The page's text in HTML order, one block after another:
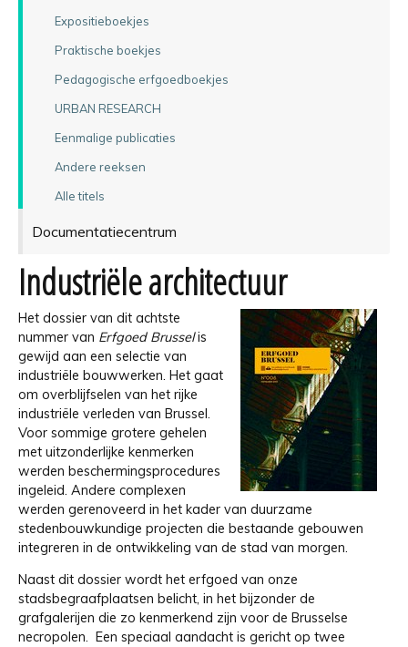
Expositieboekjes
Praktische boekjes
Pedagogische erfgoedboekjes
URBAN RESEARCH
Eenmalige publicaties
Andere reeksen
Alle titels
Documentatiecentrum
Industriële architectuur
Het dossier van dit achtste
nummer van Erfgoed Brusselis
gewijd aan een selectie van
industriële bouwwerken. Het gaat
om overblijfselen van het rijke
industriële verleden van Brussel.
Voor sommige grotere gehelen
met uitzonderlijke kenmerken
werden beschermingsprocedures
ingeleid. Andere complexen
werden gerenoveerd in het kader van duurzame
stedenbouwkundige projecten die bestaande gebouwen
integreren in de ontwikkeling van de stad van morgen.
Naast dit dossier wordt het erfgoed van onze
stadsbegraafplaatsen belicht, in het bijzonder de
grafgalerijen die zo kenmerkend zijn voor de Brusselse
necropolen. Een speciaal aandacht is gericht op twee